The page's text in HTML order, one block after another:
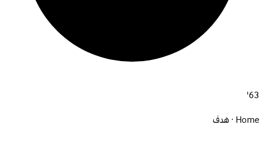
63'
Home · هدف